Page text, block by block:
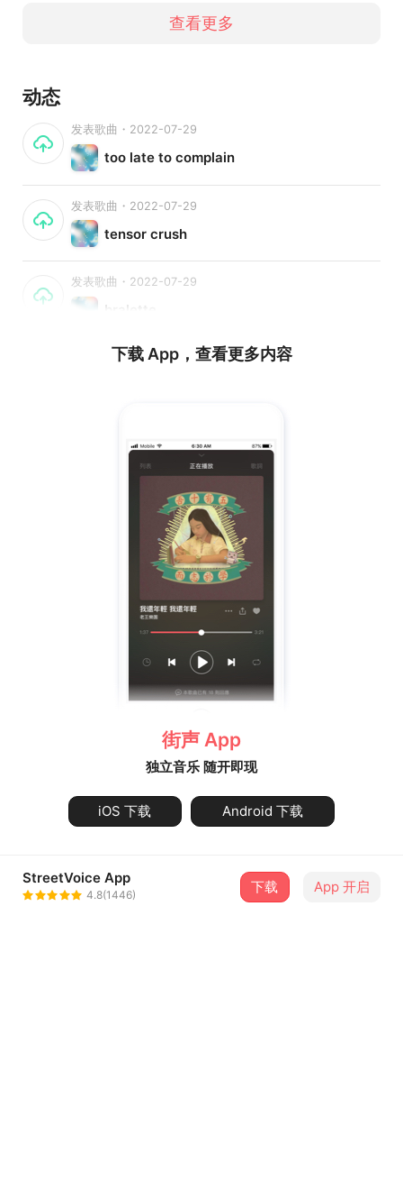
查看更多
动态
发表歌曲・2022-07-29
too late to complain
发表歌曲・2022-07-29
tensor crush
发表歌曲・2022-07-29
bralette
下载 App，查看更多内容
街声 App
独立音乐 随开即现
iOS 下载 Android 下载
StreetVoice App
4.8(1446) 下载 App 开启